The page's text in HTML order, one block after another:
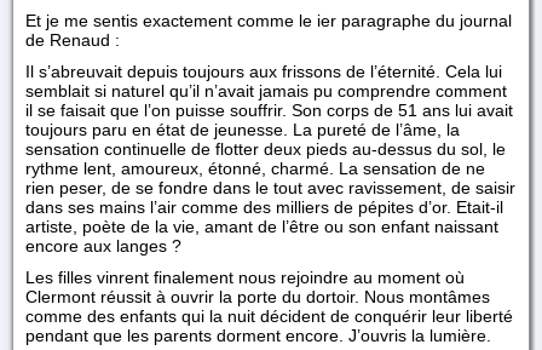
Et je me sentis exactement comme le ier paragraphe du journal
de Renaud :
Il s’abreuvait depuis toujours aux frissons de l’éternité. Cela lui
semblait si naturel qu’il n’avait jamais pu comprendre comment
il se faisait que l’on puisse souffrir. Son corps de 51 ans lui avait
toujours paru en état de jeunesse. La pureté de l’âme, la
sensation continuelle de flotter deux pieds au-dessus du sol, le
rythme lent, amoureux, étonné, charmé. La sensation de ne
rien peser, de se fondre dans le tout avec ravissement, de saisir
dans ses mains l’air comme des milliers de pépites d’or. Etait-il
artiste, poète de la vie, amant de l’être ou son enfant naissant
encore aux langes ?
Les filles vinrent finalement nous rejoindre au moment où
Clermont réussit à ouvrir la porte du dortoir. Nous montâmes
comme des enfants qui la nuit décident de conquérir leur liberté
pendant que les parents dorment encore. J’ouvris la lumière.